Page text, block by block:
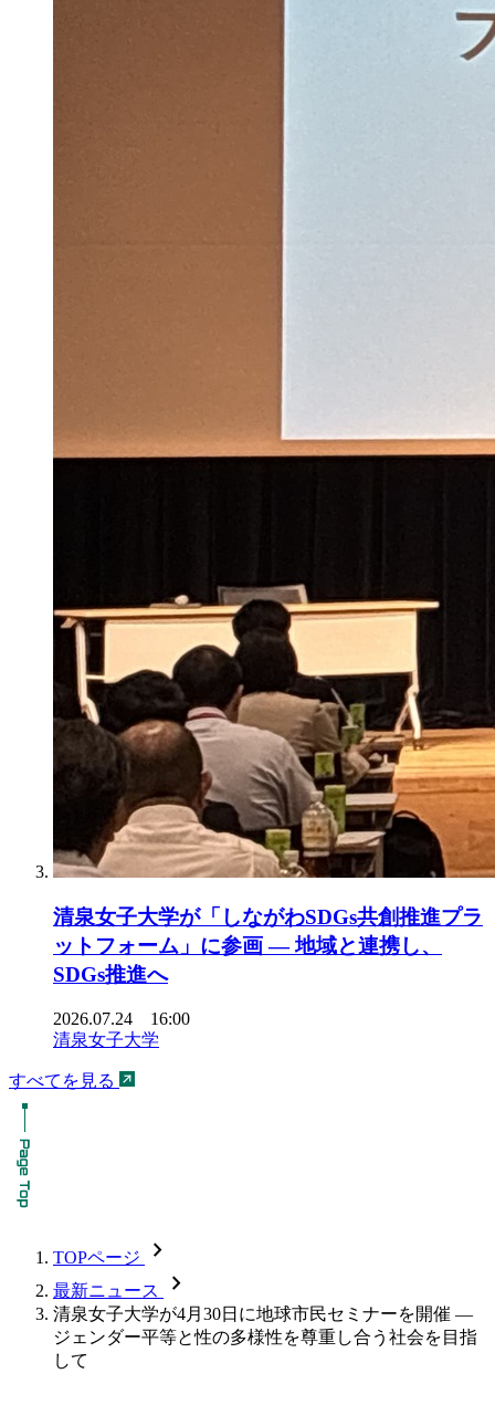
清泉女子大学が「しながわSDGs共創推進プラ
ットフォーム」に参画 ― 地域と連携し、
SDGs推進へ
2026.07.24 16:00
清泉女子大学
すべてを見る
TOPページ chevron_forward
最新ニュース chevron_forward
清泉女子大学が4月30日に地球市民セミナーを開催 ―
ジェンダー平等と性の多様性を尊重し合う社会を目指
して